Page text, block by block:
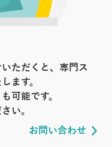
ただくと、専門ス
ます。
可能です。
い。
お問い合わせ